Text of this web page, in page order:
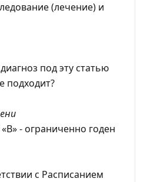
(лечение) и
под эту статью
подходит?
- ограниченно годен
с Расписанием